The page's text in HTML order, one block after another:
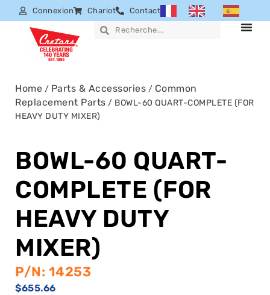
Connexion Chariot Contact
Home / Parts & Accessories / Common
Replacement Parts / BOWL-60 QUART-COMPLETE (FOR
HEAVY DUTY MIXER)
BOWL-60 QUART-
COMPLETE (FOR
HEAVY DUTY
MIXER)
P/N: 14253
$655.66